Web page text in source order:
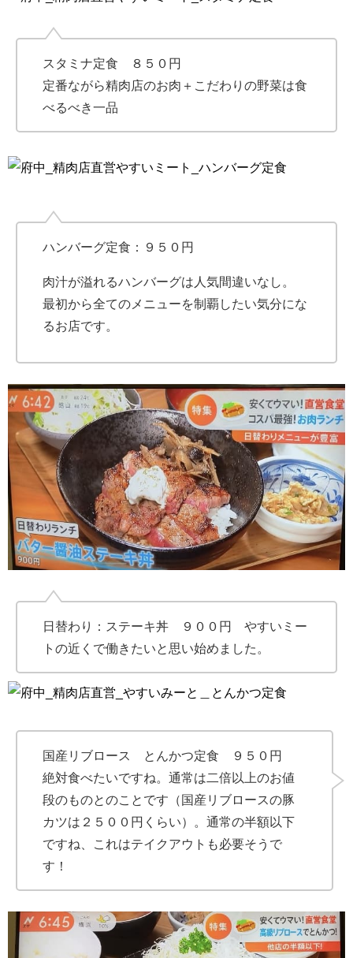
スタミナ定食 ８５０円
定番ながら精肉店のお肉＋こだわりの野菜は食
べるべき一品
ハンバーグ定食：９５０円
肉汁が溢れるハンバーグは人気間違いなし。
最初から全てのメニューを制覇したい気分にな
るお店です。
日替わり：ステーキ丼 ９００円 やすいミー
トの近くで働きたいと思い始めました。
国産リブロース とんかつ定食 ９５０円
絶対食べたいですね。通常は二倍以上のお値
段のものとのことです（国産リブロースの豚
カツは２５００円くらい）。通常の半額以下
ですね、これはテイクアウトも必要そうで
す！